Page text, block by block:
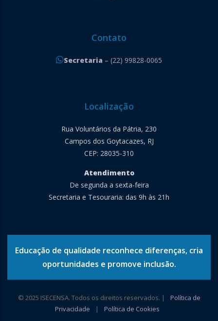
Contato
Secretaria – (22) 99828-0065
Localização
Rua Voluntários da Pátria, 230
Campos dos Goytacazes, RJ
CEP: 28035-310
Atendimento
De segunda a sexta-feira
Secretaria e Tesouraria: das 9h às 21h
Educação de qualidade reconhece diferenças, cria
oportunidades e promove inclusão.
© 2025 ISECENSA. Todos os direitos reservados. |
Política de
Privacidade
| Política de Cookies